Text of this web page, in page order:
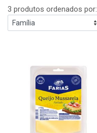
3 produtos ordenados por: